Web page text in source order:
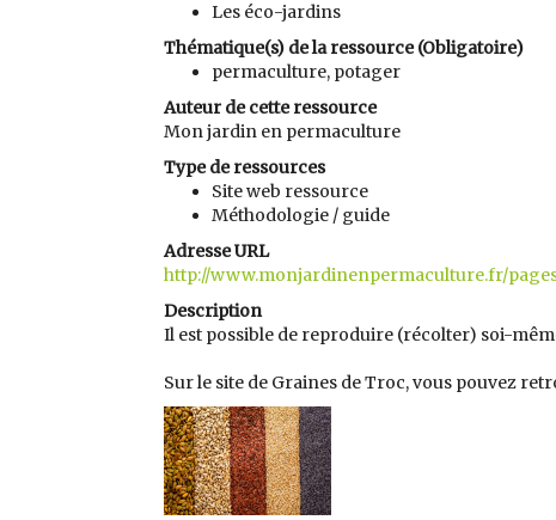
Les éco-jardins
Thématique(s) de la ressource (Obligatoire)
permaculture, potager
Auteur de cette ressource
Mon jardin en permaculture
Type de ressources
Site web ressource
Méthodologie / guide
Adresse URL
http://www.monjardinenpermaculture.fr/
Description
Il est possible de reproduire (récolter) soi-
Sur le site de Graines de Troc, vous pouvez